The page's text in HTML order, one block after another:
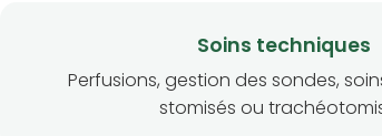
Soins techniques
Perfusions, gestion des sondes,
stomisés ou